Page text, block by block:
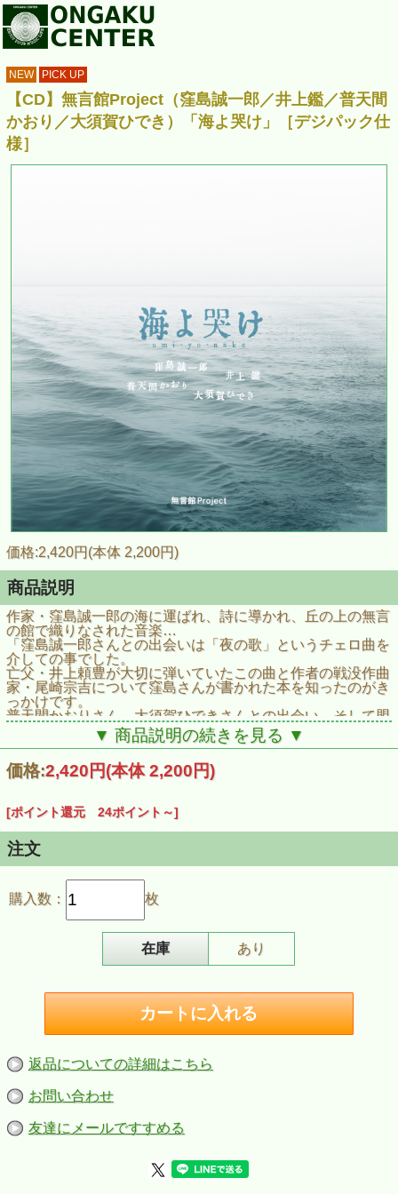
NEW PICK UP
【CD】無言館Project（窪島誠一郎／井上鑑／普天間
かおり／大須賀ひでき）「海よ哭け」［デジパック仕
様］
価格:2,420円(本体 2,200円)
商品説明
作家・窪島誠一郎の海に運ばれ、詩に導かれ、丘の上の無言
の館で織りなされた音楽…
「窪島誠一郎さんとの出会いは「夜の歌」というチェロ曲を
介しての事でした。
亡父・井上頼豊が大切に弾いていたこの曲と作者の戦没作曲
家・尾崎宗吉について窪島さんが書かれた本を知ったのがき
っかけです。
普天間かおりさん、大須賀ひできさんとの出会い、そして盟
友と呼ぶべき演奏家達の才能によって織りなされた音楽は
「懐かしくて新しい」と思えるものとなりました。
朗読のバックに流れている波のSEは福島の海辺で今作品の
ために実際に録音されたものです。そこには音楽と言葉とひ
より抜粋）
戦没画学生慰霊美術館「無言館」の館主・窪島誠一郎と音楽
家・井上鑑、シンガーソングライター・普天間かおり、シン
ガーソングライター・大須賀ひできによる「音楽と文学の融
し尽くし多くを失ったかもしれない私たちに…想いを寄せた
上鑑（作曲・編曲、Key.、Vo.）、普天間かおり（Vo.）、大
須賀ひでき（Vo.）に加え、今剛(Gt.)、三沢またろう
（Per.）、関谷友貴（Ba.）、マレー飛鳥（Vn.）といった一
×文学」の地平を拓く。
戦没画学生慰霊美術館「無言館」について
1997年5月1日長野県上田市の郊外に私設美術館「信濃デッ
よって画家への夢を断たれ、戦場のツユと消えた画学生たち
がのこした作品と、生前のかれらの青春の息吹をつたえる
数々の遺品、資料などが保存、展示されている。
■収録曲
間かおり） ／モノローグ「浪江」の海 （朗読：窪島誠一
読：窪島誠一郎 ピアノ：井上鑑）
▼ 商品説明の続きを見る ▼
価格:2,420円(本体 2,200円)
[ポイント還元 24ポイント～]
注文
購入数： 枚
在庫 あり
返品についての詳細はこちら
お問い合わせ
友達にメールですすめる